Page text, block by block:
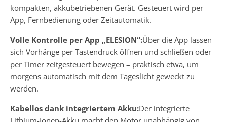
kompakten, akkubetriebenen Gerät. Gesteuert wird per
App, Fernbedienung oder Zeitautomatik.
Volle Kontrolle per App „ELESION“:Über die App lassen
sich Vorhänge per Tastendruck öffnen und schließen oder
per Timer zeitgesteuert bewegen – praktisch etwa, um
morgens automatisch mit dem Tageslicht geweckt zu
werden.
Kabellos dank integriertem Akku:Der integrierte